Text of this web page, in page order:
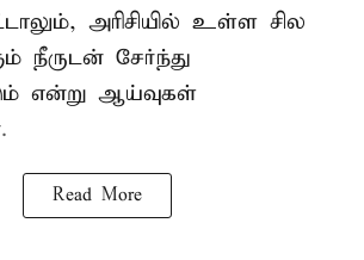
அரிசியில் உள்ள சில
நீருடன் சேர்ந்து
என்று ஆய்வுகள்
Read More